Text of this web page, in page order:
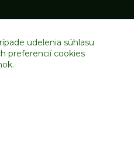
udelenia súhlasu
preferencií cookies